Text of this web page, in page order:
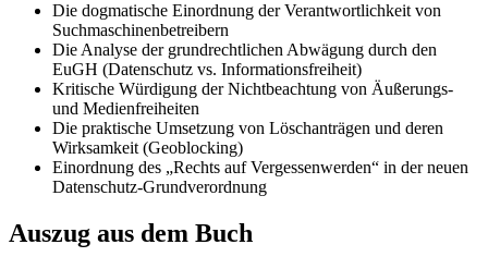
Die dogmatische Einordnung der Verantwortlichkeit von
Suchmaschinenbetreibern
Die Analyse der grundrechtlichen Abwägung durch den
EuGH (Datenschutz vs. Informationsfreiheit)
Kritische Würdigung der Nichtbeachtung von Äußerungs-
und Medienfreiheiten
Die praktische Umsetzung von Löschanträgen und deren
Wirksamkeit (Geoblocking)
Einordnung des „Rechts auf Vergessenwerden“ in der neuen
Datenschutz-Grundverordnung
Auszug aus dem Buch